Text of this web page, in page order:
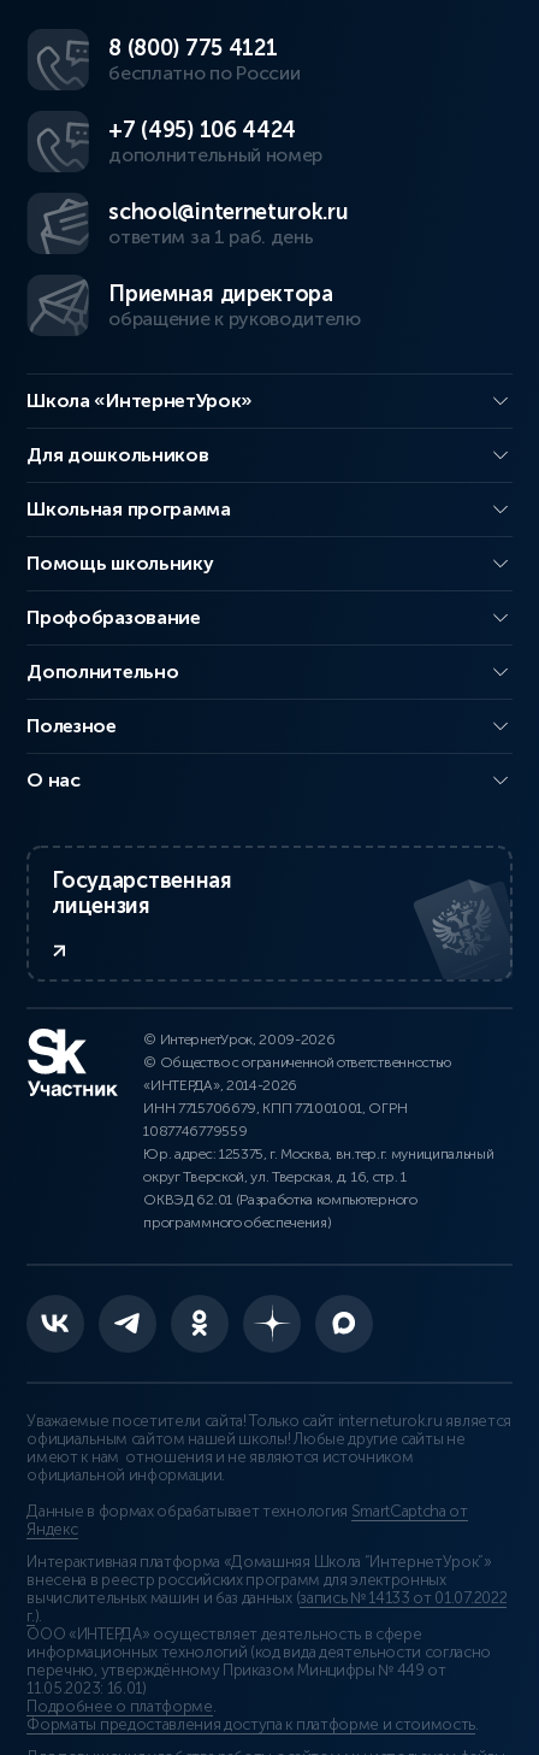
8 (800) 775 4121
бесплатно по России
+7 (495) 106 4424
дополнительный номер
school@interneturok.ru
ответим за 1 раб. день
Приемная директора
обращение к руководителю
Школа «ИнтернетУрок»
Для дошкольников
Школьная программа
Помощь школьнику
Профобразование
Дополнительно
Полезное
О нас
Государственная
лицензия
© ИнтернетУрок, 2009-2026
© Общество с ограниченной ответственностью
«ИНТЕРДА», 2014-2026
ИНН 7715706679, КПП 771001001, ОГРН
1087746779559
Юр. адрес: 125375, г. Москва, вн.тер.г. муниципальный
округ Тверской, ул. Тверская, д. 16, стр. 1
ОКВЭД 62.01 (Разработка компьютерного
программного обеспечения)
Уважаемые посетители сайта! Только сайт interneturok.ru является
официальным сайтом нашей школы! Любые другие сайты не
имеют к нам отношения и не являются источником
официальной информации.
Данные в формах обрабатывает технология SmartCaptcha от
Яндекс
Интерактивная платформа «Домашняя Школа “ИнтернетУрок”»
внесена в реестр российских программ для электронных
вычислительных машин и баз данных (запись № 14133 от 01.07.2022
г. ).
ООО «ИНТЕРДА» осуществляет деятельность в сфере
информационных технологий (код вида деятельности согласно
перечню, утверждённому Приказом Минцифры № 449 от
11.05.2023: 16.01)
Подробнее о платформе
Форматы предоставления доступа к платформе и стоимость